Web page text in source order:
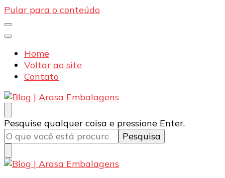
Pular para o conteúdo
Home
Voltar ao site
Contato
Blog | Arasa Embalagens
Confira conteúdos sobre embalagens para pizzas,
doces e salgados. Tudo para seu comércio com a
qualidade Arasa. Leia nossos conteúdos!
Procurando
algo?
Pesquise qualquer coisa e pressione Enter.